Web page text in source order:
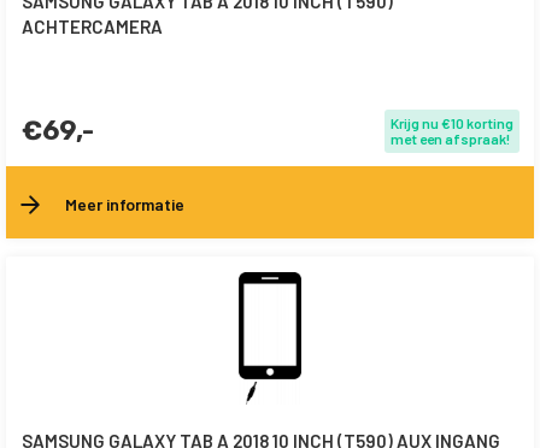
ACHTERCAMERA
€69,-
Krijg nu €10 korting
met een afspraak!
Meer informatie
SAMSUNG GALAXY TAB A 2018 10 INCH (T590) AUX INGANG